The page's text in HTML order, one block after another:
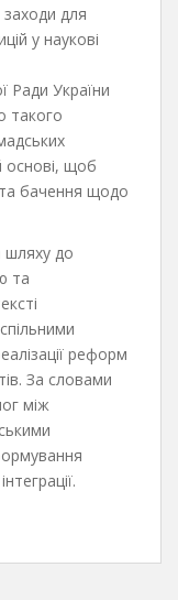
для
у наукові
Ради України
такого
основі, щоб
бачення щодо
шляху до
та
реформ
За словами
між